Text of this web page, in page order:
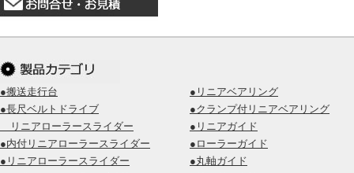
●搬送走行台
●長尺ベルトドライブ
リニアローラースライダー
●内付リニアローラースライダー
●リニアローラースライダー
●リニアベアリング
●クランプ付リニアベアリング
●リニアガイド
●ローラーガイド
●丸軸ガイド